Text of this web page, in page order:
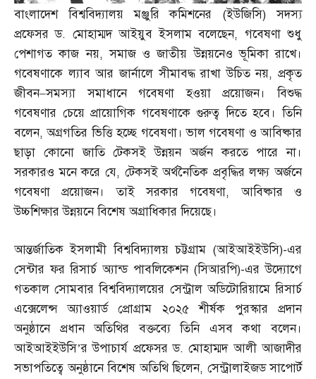
বাংলাদেশ বিশ্ববিদ্যালয় মঞ্জুরি কমিশনের (ইউজিসি)সদস্য
প্রফেসর ড. মোহাম্মদ আইয়ুব ইসলাম বলেছেন, গবেষণা শুধু
পেশাগত কাজ নয়,সমাজ ও জাতীয় উন্নয়নেও ভূমিকা রাখে।
গবেষণাকে ল্যাব আর জার্নালে সীমাবদ্ধ রাখা উচিত নয়, প্রকৃত
জীবন–সমস্যা সমাধানে গবেষণা হওয়া প্রয়োজন। বিশুদ্ধ
গবেষণার চেয়ে প্রায়োগিক গবেষণাকে গুরুত্ব দিতে হবে। তিনি
বলেন,অগ্রগতির ভিত্তি হচ্ছে গবেষণা। ভাল গবেষণা ও আবিষ্কার
ছাড়া কোনো জাতি টেকসই উন্নয়ন অর্জন করতে পারে না।
সরকারও মনে করে যে, টেকসই অর্থনৈতিক প্রবৃদ্ধির লক্ষ্য অর্জনে
গবেষণা প্রয়োজন। তাই সরকার গবেষণা,আবিষ্কার ও
উচ্চশিক্ষার উন্নয়নে বিশেষ অগ্রাধিকার দিয়েছে।
আন্তর্জাতিক ইসলামী বিশ্ববিদ্যালয় চট্টগ্রাম (আইআইইউসি)-এর
সেন্টার ফর রিসার্চ অ্যান্ড পাবলিকেশন (সিআরপি)-এর উদ্যোগে
গতকাল সোমবার বিশ্ববিদ্যালয়ের সেন্ট্রাল অডিটোরিয়ামে রিসার্চ
এক্সেলেন্স অ্যাওয়ার্ড প্রোগ্রাম ২০২৫ শীর্ষক পুরস্কার প্রদান
অনুষ্ঠানে প্রধান অতিথির বক্তব্যে তিনি এসব কথা বলেন।
আইআইইউসি’র উপাচার্য প্রফেসর ড.মোহাম্মদ আলী আজাদীর
সভাপতিত্বে অনুষ্ঠানে বিশেষ অতিথি ছিলেন, সেন্ট্রালাইজড সাপোর্ট